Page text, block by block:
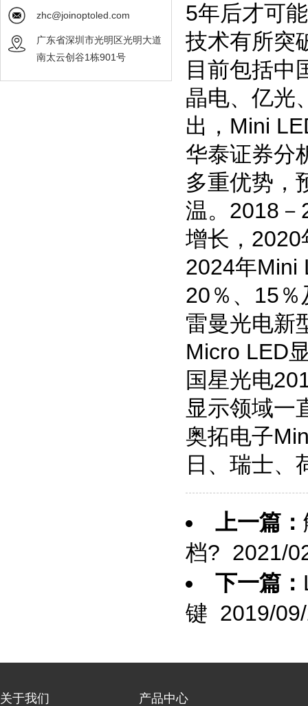
zhc@joinoptoled.com
广东省深圳市光明区光明大道
南太云创谷1栋901号
5年后才可
技术有所突
目前包括中
晶电、亿光
出，Mini
华泰证券分
多重优势，
温。2018
增长，2020
2024年Mini
20％、15％
雷曼光电新
Micro LED
国星光电
显示领域一
奥拓电子
日、瑞士、
上一篇：
档? 2021/
下一篇：
键 2019/
关于我们 产品中心